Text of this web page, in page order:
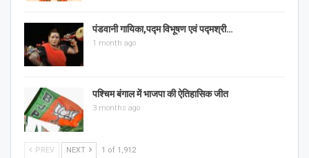
पंडवानी गायिका,पद्म विभूषण एवं पद्मश्री…
1 month ago
पश्चिम बंगाल में भाजपा की ऐतिहासिक जीत
3 months ago
PREV NEXT 1 of 1,912